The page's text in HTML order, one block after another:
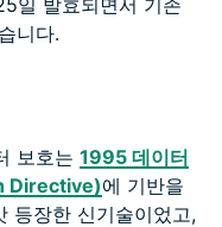
니다.
보호는 1995 데이터
Directive)에 기반을
등장한 신기술이었고,